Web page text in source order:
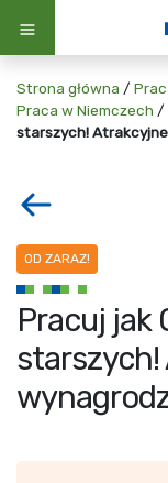
Strona główna /
Praca w Niemczech /
starszych!
OD ZARAZ!
Pracuj jak